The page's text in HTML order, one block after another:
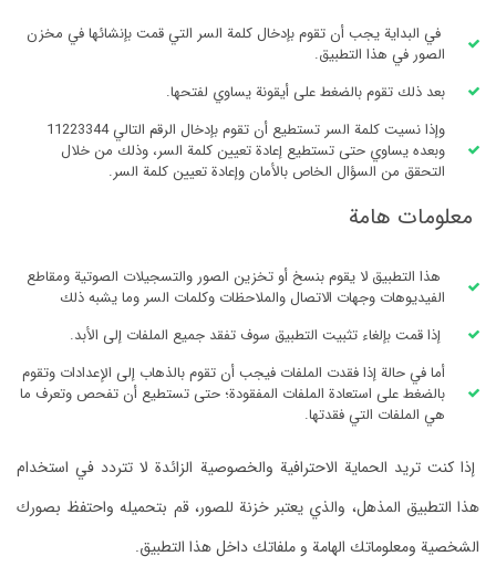
في البداية يجب أن تقوم بإدخال كلمة السر التي قمت بإنشائها في مخزن
الصور في هذا التطبيق.
بعد ذلك تقوم بالضغط على أيقونة يساوي لفتحها.
وإذا نسيت كلمة السر تستطيع أن تقوم بإدخال الرقم التالي 11223344
وبعده يساوي حتى تستطيع إعادة تعيين كلمة السر، وذلك من خلال
التحقق من السؤال الخاص بالأمان وإعادة تعيين كلمة السر.
معلومات هامة
هذا التطبيق لا يقوم بنسخ أو تخزين الصور والتسجيلات الصوتية ومقاطع
الفيديوهات وجهات الاتصال والملاحظات وكلمات السر وما يشبه ذلك
إذا قمت بإلغاء تثبيت التطبيق سوف تفقد جميع الملفات إلى الأبد.
أما في حالة إذا فقدت الملفات فيجب أن تقوم بالذهاب إلى الإعدادات وتقوم
بالضغط على استعادة الملفات المفقودة؛ حتى تستطيع أن تفحص وتعرف ما
هي الملفات التي فقدتها.
إذا كنت تريد الحماية الاحترافية والخصوصية الزائدة لا تتردد في استخدام
هذا التطبيق المذهل، والذي يعتبر خزنة للصور، قم بتحميله واحتفظ بصورك
الشخصية ومعلوماتك الهامة و ملفاتك داخل هذا التطبيق.